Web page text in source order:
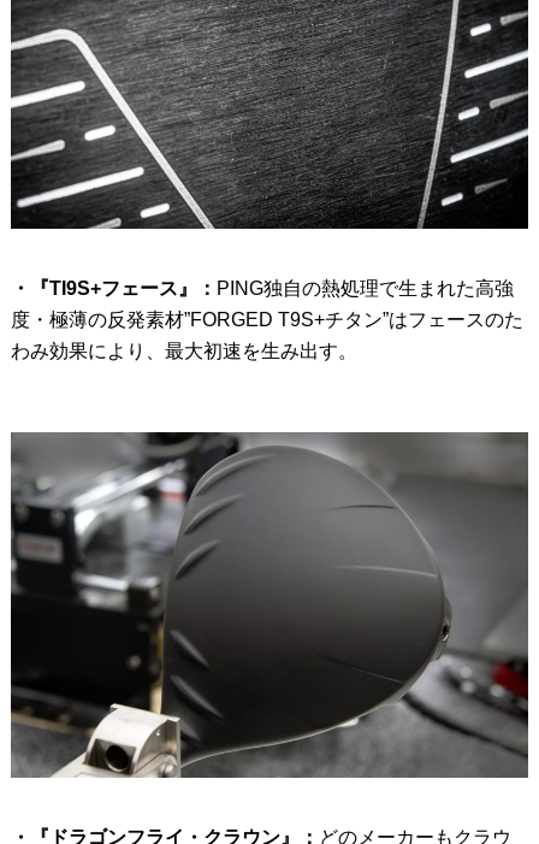
・『TI9S+フェース』： PING独自の熱処理で生まれた高強
度・極薄の反発素材”FORGED T9S+チタン”はフェースのた
わみ効果により、最大初速を生み出す。
・『ドラゴンフライ・クラウン』： どのメーカーもクラウ